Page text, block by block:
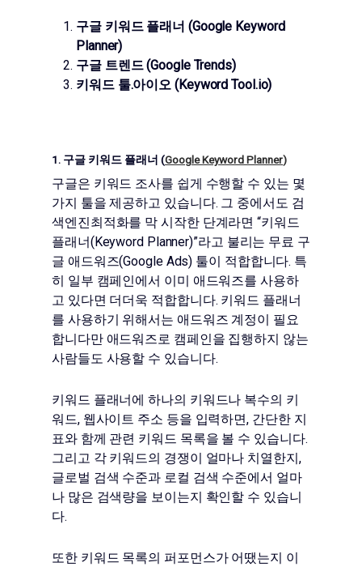
구글 키워드 플래너 (Google Keyword
Planner)
구글 트렌드 (Google Trends)
키워드 툴.아이오 (Keyword Tool.io)
1. 구글 키워드 플래너 (Google Keyword Planner)
구글은 키워드 조사를 쉽게 수행할 수 있는 몇
가지 툴을 제공하고 있습니다. 그 중에서도 검
색엔진최적화를 막 시작한 단계라면 “키워드
플래너(Keyword Planner)”라고 불리는 무료 구
글 애드워즈(Google Ads) 툴이 적합합니다. 특
히 일부 캠페인에서 이미 애드워즈를 사용하
고 있다면 더더욱 적합합니다. 키워드 플래너
를 사용하기 위해서는 애드워즈 계정이 필요
합니다만 애드워즈로 캠페인을 집행하지 않는
사람들도 사용할 수 있습니다.
키워드 플래너에 하나의 키워드나 복수의 키
워드, 웹사이트 주소 등을 입력하면, 간단한 지
표와 함께 관련 키워드 목록을 볼 수 있습니다.
그리고 각 키워드의 경쟁이 얼마나 치열한지,
글로벌 검색 수준과 로컬 검색 수준에서 얼마
나 많은 검색량을 보이는지 확인할 수 있습니
다.
또한 키워드 목록의 퍼포먼스가 어땠는지 이